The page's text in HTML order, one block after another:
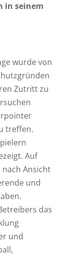
in seinem
wurde von
Zutritt zu
treffen.
Auf
nach Ansicht
und
das
und